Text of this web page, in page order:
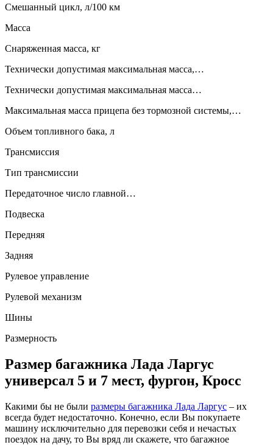
Смешанный цикл, л/100 км
Масса
Снаряженная масса, кг
Технически допустимая максимальная масса,…
Технически допустимая максимальная масса…
Максимальная масса прицепа без тормозной системы,…
Объем топливного бака, л
Трансмиссия
Тип трансмиссии
Передаточное число главной…
Подвеска
Передняя
Задняя
Рулевое управление
Рулевой механизм
Шины
Размерность
Размер багажника Лада Ларгус
универсал 5 и 7 мест, фургон, Кросс
Какими бы не были размеры багажника Лада Ларгус – их
всегда будет недостаточно. Конечно, если Вы покупаете
машину исключительно для перевозки себя и нечастых
поездок на дачу, то Вы вряд ли скажете, что багажное